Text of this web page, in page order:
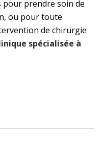
pour prendre soin de
ou pour toute
de chirurgie
spécialisée à